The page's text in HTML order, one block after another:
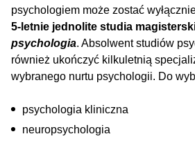
psychologiem może zostać
5-letnie jednolite studia
psychologia. Absolwent studiów
również ukończyć kilkuletnią
wybranego nurtu psychologii. Do
psychologia kliniczna
neuropsychologia